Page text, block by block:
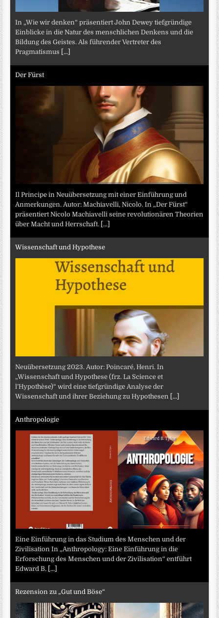
In „Wie wir denken“ präsentiert John Dewey tiefgründige
Einblicke in die Natur des menschlichen Denkens und die
Bildung des Geistes. Als führender Vertreter des
Pragmatismus [...]
Der Fürst
Il Principe in Neuübersetzung mit einer Einführung und
Anmerkungen. Autor: Machiavelli, Nicolo. In „Der Fürst“
präsentiert Nicolo Machiavelli seine revolutionären Theorien
über Macht und Herrschaft. [...]
Wissenschaft und Hypothese
Neuübersetzung 2023. Autor: Poincaré, Henri. In
„Wissenschaft und Hypothese (frz. La Science et
l’Hypothèse)“ wird eine tiefgründige Analyse der
Wissenschaft und ihrer Beziehung zu Hypothesen [...]
Anthropologie
Eine Einführung in das Studium des Menschen und der
Zivilisation In „Anthropology: Eine Einführung in die
Erforschung des Menschen und der Zivilisation“ entführt
Edward B. [...]
Rezension zu „Gut und Böse“